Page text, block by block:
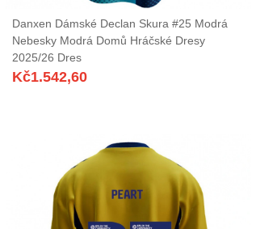
Danxen Dámské Declan Skura #25 Modrá
Nebesky Modrá Domů Hráčské Dresy
2025/26 Dres
Kč1.542,60